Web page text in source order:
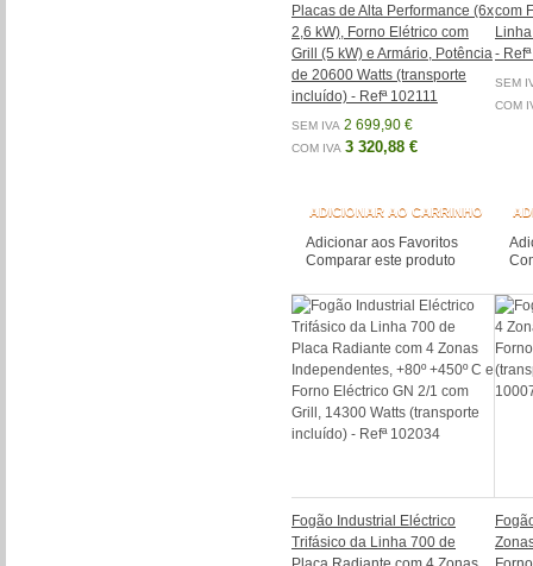
Placas de Alta Performance (6x
2,6 kW), Forno Elétrico com
Grill (5 kW) e Armário, Potência
de 20600 Watts (transporte
incluído) - Refª 102111
SEM IVA 2 699,90 €
COM IVA 3 320,88 €
ADICIONAR AO CARRINHO
Adicionar aos Favoritos
Comparar este produto
com
-
SEM
COM
Fogão Industrial Eléctrico
Trifásico da Linha 700 de